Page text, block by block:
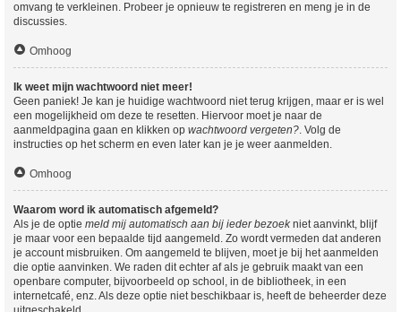
omvang te verkleinen. Probeer je opnieuw te registreren en meng je in de
discussies.
Omhoog
Ik weet mijn wachtwoord niet meer!
Geen paniek! Je kan je huidige wachtwoord niet terug krijgen, maar er is wel
een mogelijkheid om deze te resetten. Hiervoor moet je naar de
aanmeldpagina gaan en klikken op wachtwoord vergeten?. Volg de
instructies op het scherm en even later kan je je weer aanmelden.
Omhoog
Waarom word ik automatisch afgemeld?
Als je de optie meld mij automatisch aan bij ieder bezoekniet aanvinkt, blijf
je maar voor een bepaalde tijd aangemeld. Zo wordt vermeden dat anderen
je account misbruiken. Om aangemeld te blijven, moet je bij het aanmelden
die optie aanvinken. We raden dit echter af als je gebruik maakt van een
openbare computer, bijvoorbeeld op school, in de bibliotheek, in een
internetcafé, enz. Als deze optie niet beschikbaar is, heeft de beheerder deze